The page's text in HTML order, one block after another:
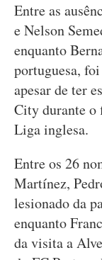
Entre as
e Nelson
enquanto
portuguesa,
apesar de ter
City durante o
Liga inglesa.
Entre os 26
Martínez,
lesionado da
enquanto
da visita a